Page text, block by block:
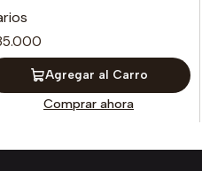
Agregar al Carro
Comprar ahora